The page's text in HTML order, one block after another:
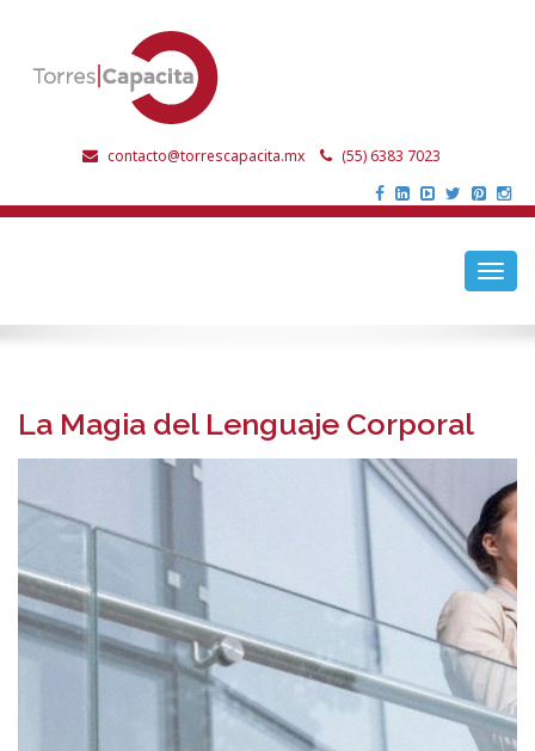
contacto@torrescapacita.mx (55) 6383 7023
La Magia del Lenguaje Corporal